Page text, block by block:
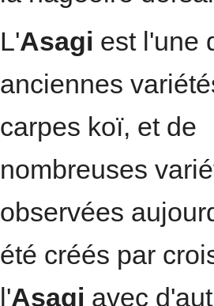
L'Asagi est l'une
anciennes
carpes koï, et de
nombreuses
observées
été créés par
l'Asagi avec